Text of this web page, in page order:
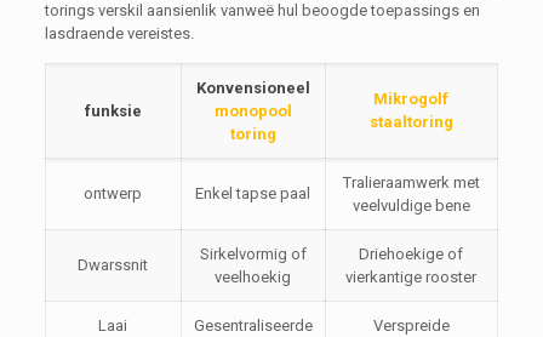
torings verskil aansienlik vanweë hul beoogde toepassings en
lasdraende vereistes.
funksie
Konvensioneel
monopool
toring
Mikrogolf
staaltoring
ontwerp Enkel tapse paal
Tralieraamwerk met
veelvuldige bene
Dwarssnit
Sirkelvormig of
veelhoekig
Driehoekige of
vierkantige rooster
Laai
Gesentraliseerde
Verspreide